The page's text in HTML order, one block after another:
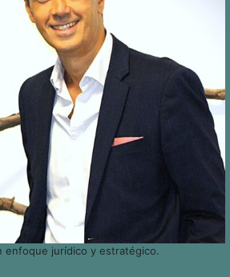
enfoque jurídico y estratégico.